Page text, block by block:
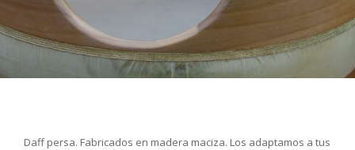
Daff persa. Fabricados en madera maciza. Los adaptamos a tus